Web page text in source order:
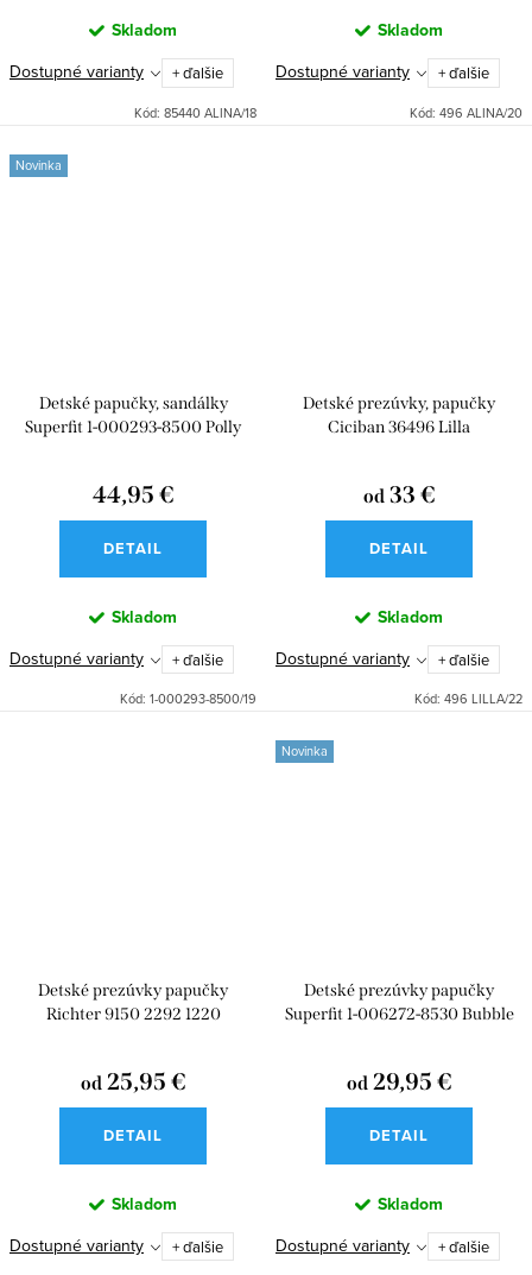
Skladom
Dostupné varianty + ďalšie
Kód: 85440 ALINA/18
Skladom
Dostupné varianty + ďalšie
Kód: 496 ALINA/20
Novinka
Detské papučky, sandálky
Superfit 1-000293-8500 Polly
44,95 €
DETAIL
Skladom
Dostupné varianty + ďalšie
Kód: 1-000293-8500/19
Detské prezúvky, papučky
Ciciban 36496 Lilla
od33 €
DETAIL
Skladom
Dostupné varianty + ďalšie
Kód: 496 LILLA/22
Detské prezúvky papučky
Richter 9150 2292 1220
od25,95 €
DETAIL
Skladom
Dostupné varianty + ďalšie
Novinka
Detské prezúvky papučky
Superfit 1-006272-8530 Bubble
od29,95 €
DETAIL
Skladom
Dostupné varianty + ďalšie